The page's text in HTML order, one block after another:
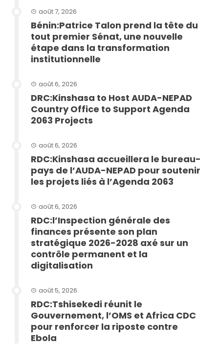
août 7, 2026
Bénin:Patrice Talon prend la tête du
tout premier Sénat, une nouvelle
étape dans la transformation
institutionnelle
août 6, 2026
DRC:Kinshasa to Host AUDA-NEPAD
Country Office to Support Agenda
2063 Projects
août 6, 2026
RDC:Kinshasa accueillera le bureau-
pays de l’AUDA-NEPAD pour soutenir
les projets liés à l’Agenda 2063
août 6, 2026
RDC:l’Inspection générale des
finances présente son plan
stratégique 2026-2028 axé sur un
contrôle permanent et la
digitalisation
août 5, 2026
RDC:Tshisekedi réunit le
Gouvernement, l’OMS et Africa CDC
pour renforcer la riposte contre
Ebola